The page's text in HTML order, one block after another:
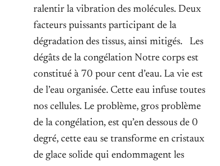
ralentir la vibration des molécules. Deux
facteurs puissants participant de la
dégradation des tissus, ainsi mitigés. Les
dégâts de la congélation Notre corps est
constitué à 70 pour cent d’eau. La vie est
de l’eau organisée. Cette eau infuse toutes
nos cellules. Le problème, gros problème
de la congélation, est qu’en dessous de 0
degré, cette eau se transforme en cristaux
de glace solide qui endommagent les